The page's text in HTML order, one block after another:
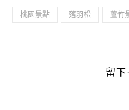
桃園景點 落羽松 蘆竹
留